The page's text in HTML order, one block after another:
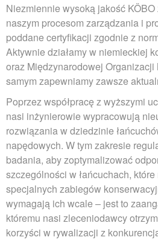
Niezmiennie wysoką jakość
naszym procesom zarządzania i
poddane certyfikacji zgodnie z
Aktywnie działamy w niemieckiej
oraz Międzynarodowej
samym zapewniamy zawsze
Poprzez współpracę z wyższymi
nasi inżynierowie wypracowują
rozwiązania w dziedzinie
napędowych. W tym zakresie
badania, aby zoptymalizować
szczególności w łańcuchach,
specjalnych zabiegów
wymagają ich wcale – jest to
któremu nasi zleceniodawcy
korzyści w rywalizacji z